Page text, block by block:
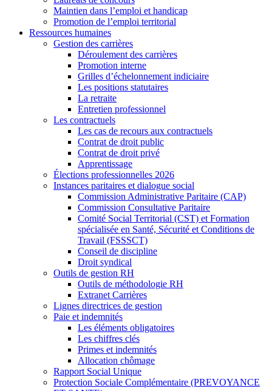
Maintien dans l’emploi et handicap
Promotion de l’emploi territorial
Ressources humaines
Gestion des carrières
Déroulement des carrières
Promotion interne
Grilles d’échelonnement indiciaire
Les positions statutaires
La retraite
Entretien professionnel
Les contractuels
Les cas de recours aux contractuels
Contrat de droit public
Contrat de droit privé
Apprentissage
Élections professionnelles 2026
Instances paritaires et dialogue social
Commission Administrative Paritaire (CAP)
Commission Consultative Paritaire
Comité Social Territorial (CST) et Formation
spécialisée en Santé, Sécurité et Conditions de
Travail (FSSSCT)
Conseil de discipline
Droit syndical
Outils de gestion RH
Outils de méthodologie RH
Extranet Carrières
Lignes directrices de gestion
Paie et indemnités
Les éléments obligatoires
Les chiffres clés
Primes et indemnités
Allocation chômage
Rapport Social Unique
Protection Sociale Complémentaire (PREVOYANCE